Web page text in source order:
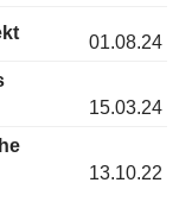
01.08.24
15.03.24
13.10.22